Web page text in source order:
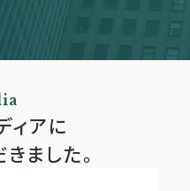
ィアに
ました。